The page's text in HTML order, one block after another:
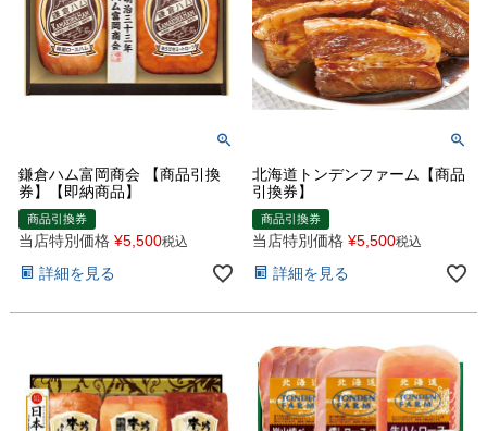
鎌倉ハム富岡商会 【商品引換
券】【即納商品】
商品引換券
当店特別価格 ¥5,500税込
詳細を見る
北海道トンデンファーム【商品
引換券】
商品引換券
当店特別価格 ¥5,500税込
詳細を見る